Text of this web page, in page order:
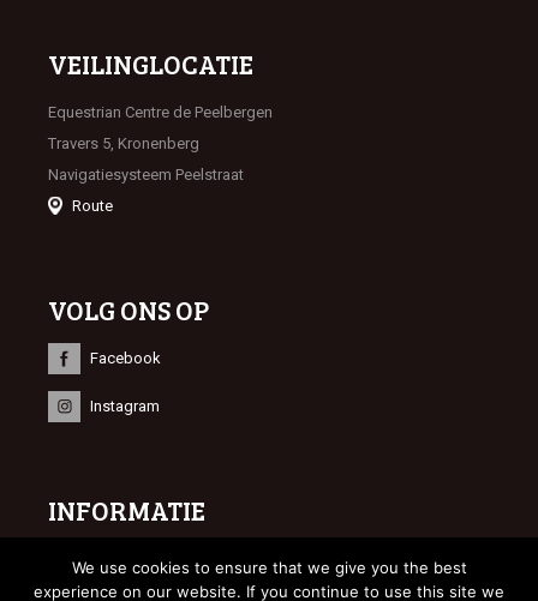
VEILINGLOCATIE
Equestrian Centre de Peelbergen
Travers 5, Kronenberg
Navigatiesysteem Peelstraat
Route
VOLG ONS OP
Facebook
Instagram
INFORMATIE
© 2023 Limburgse Veulenveiling
WebdesignBonsai media
We use cookies to ensure that we give you the best
experience on our website. If you continue to use this site we